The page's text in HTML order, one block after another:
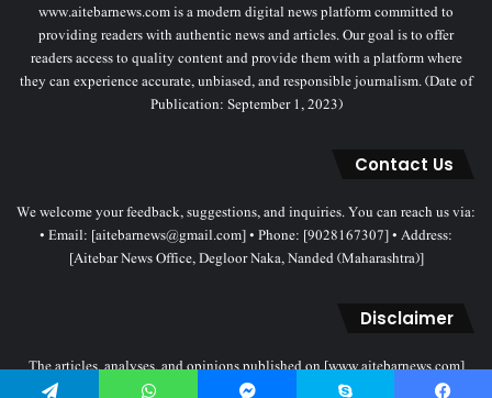
www.aitebarnews.com is a modern digital news platform committed to
providing readers with authentic news and articles. Our goal is to offer
readers access to quality content and provide them with a platform where
they can experience accurate, unbiased, and responsible journalism. (Date of
Publication: September 1, 2023)
Contact Us
We welcome your feedback, suggestions, and inquiries. You can reach us via:
• Email: [aitebarnews@gmail.com] • Phone: [9028167307] • Address:
[Aitebar News Office, Degloor Naka, Nanded (Maharashtra)]
Disclaimer
The articles, analyses, and opinions published on [www.aitebarnews.com]
solely represent the personal views and opinions of the authors. These views